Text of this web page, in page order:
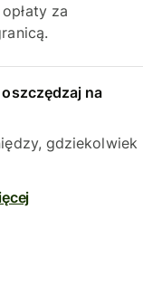
za
na
gdziekolwiek